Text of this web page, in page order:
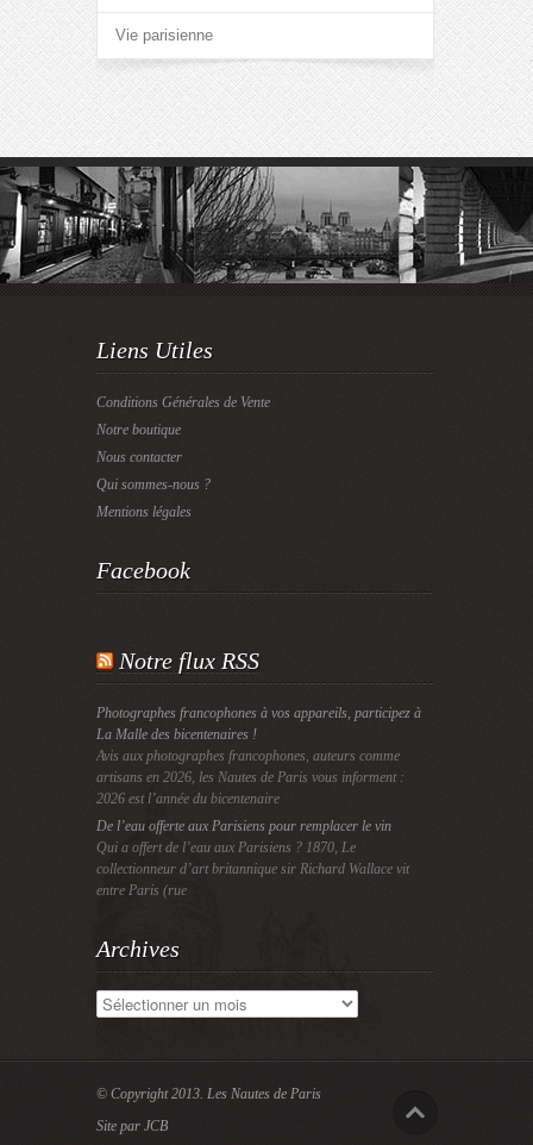
Vie parisienne
Liens Utiles
Conditions Générales de Vente
Notre boutique
Nous contacter
Qui sommes-nous ?
Mentions légales
Facebook
Notre flux RSS
Photographes francophones à vos appareils, participez à
La Malle des bicentenaires !
Avis aux photographes francophones, auteurs comme
artisans en 2026, les Nautes de Paris vous informent :
2026 est l’année du bicentenaire
De l’eau offerte aux Parisiens pour remplacer le vin
Qui a offert de l’eau aux Parisiens ? 1870, Le
collectionneur d’art britannique sir Richard Wallace vit
entre Paris (rue
Archives
Archives
© Copyright 2013. Les Nautes de Paris
Site par JCB